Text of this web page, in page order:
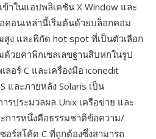
าในแอปพลิเคชัน X Window และ
คอนเหล่านี้เริ่มต้นด้วยบล็อกคอม
สูง และพิกัด hot spot ที่เป็นตัวเลือก
ด้วยค่าพิกเซลเลขฐานสิบหกในรูป
อร์ C และเครื่องมือ iconedit
และภายหลัง Solaris เป็น
ประมวลผล Unix เครือข่าย และ
การหนึ่งคือธรรมชาติข้อความ/
อร์สโค้ด C ที่ถูกต้องซึ่งสามารถ